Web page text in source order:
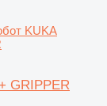
KUKA
GRIPPER